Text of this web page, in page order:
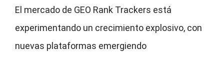
El mercado de GEO Rank Trackers está
experimentando un crecimiento explosivo, con
nuevas plataformas emergiendo